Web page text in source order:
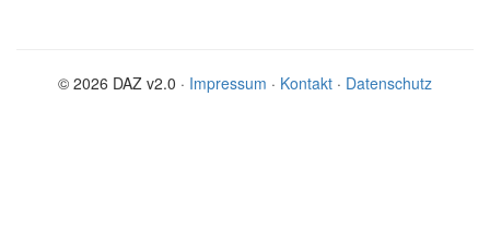
© 2026 DAZ v2.0 · Impressum · Kontakt · Datenschutz